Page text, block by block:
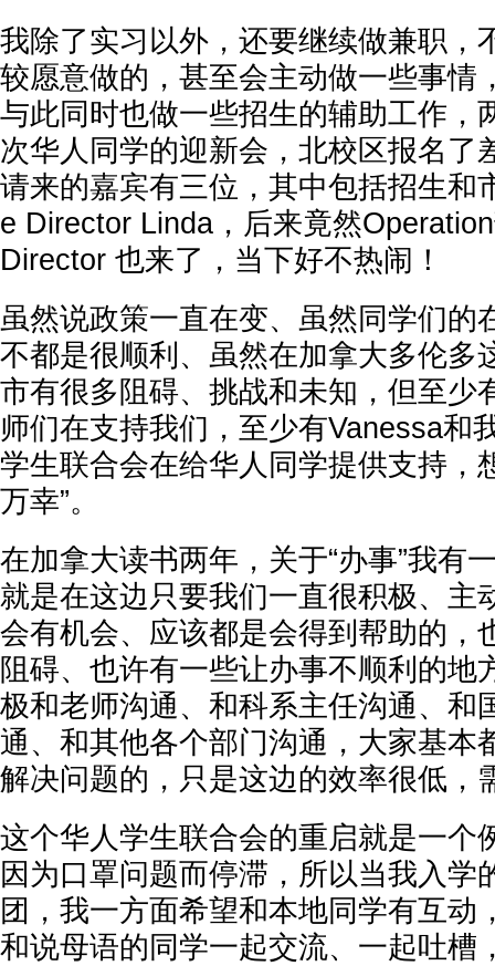
我除了实习以外，还要继续做兼职，
较愿意做的，甚至会主动做一些事情
与此同时也做一些招生的辅助工作，
次华人同学的迎新会，北校区报名了
请来的嘉宾有三位，其中包括招生和
e Director Linda，后来竟然
Director 也来了，当下好不热闹！
虽然说政策一直在变、虽然同学们的
不都是很顺利、虽然在加拿大多伦多
市有很多阻碍、挑战和未知，但至少
师们在支持我们，至少有Vanessa和
学生联合会在给华人同学提供支持，
万幸”。
在加拿大读书两年，关于“办事”我有
就是在这边只要我们一直很积极、主
会有机会、应该都是会得到帮助的，
阻碍、也许有一些让办事不顺利的地
极和老师沟通、和科系主任沟通、和
通、和其他各个部门沟通，大家基本
解决问题的，只是这边的效率很低，
这个华人学生联合会的重启就是一个
因为口罩问题而停滞，所以当我入学
团，我一方面希望和本地同学有互动
和说母语的同学一起交流、一起吐槽